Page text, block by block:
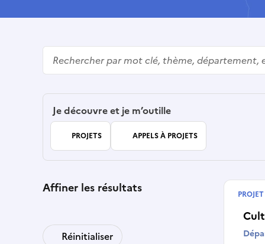
Je découvre et je m’outille
PROJETS APPELS À PROJETS
Affiner les résultats
Réinitialiser
PROJET